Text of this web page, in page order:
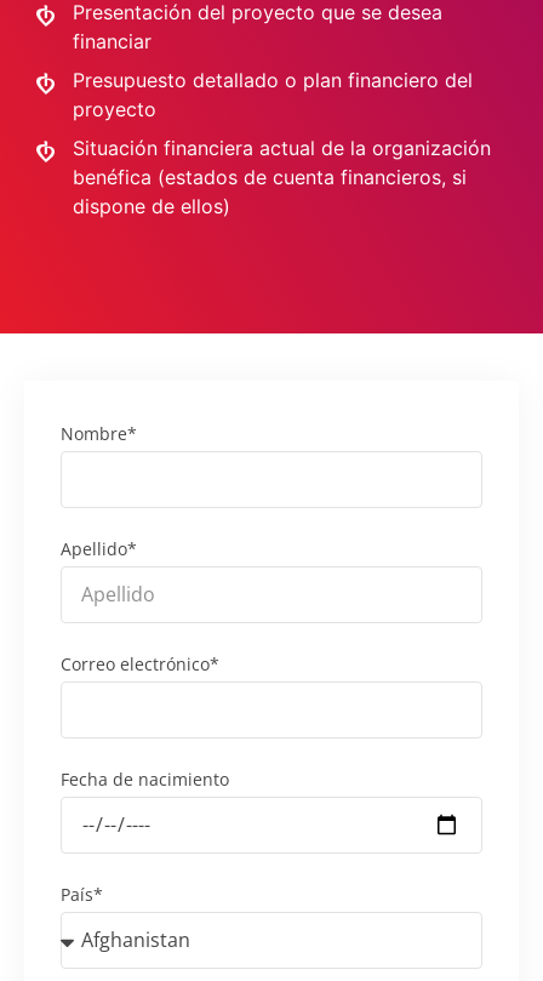
Presentación del proyecto que se desea
financiar
Presupuesto detallado o plan financiero del
proyecto
Situación financiera actual de la organización
benéfica (estados de cuenta financieros, si
dispone de ellos)
Nombre*
Apellido*
Correo electrónico*
Fecha de nacimiento
País*